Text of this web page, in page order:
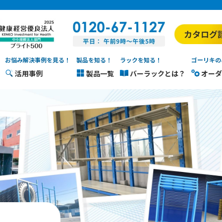
お悩み解決事例を見る！
活用事例
製品を知る！
製品一覧
ラックを知る！
バーラックとは？
ゴーリキ
オー